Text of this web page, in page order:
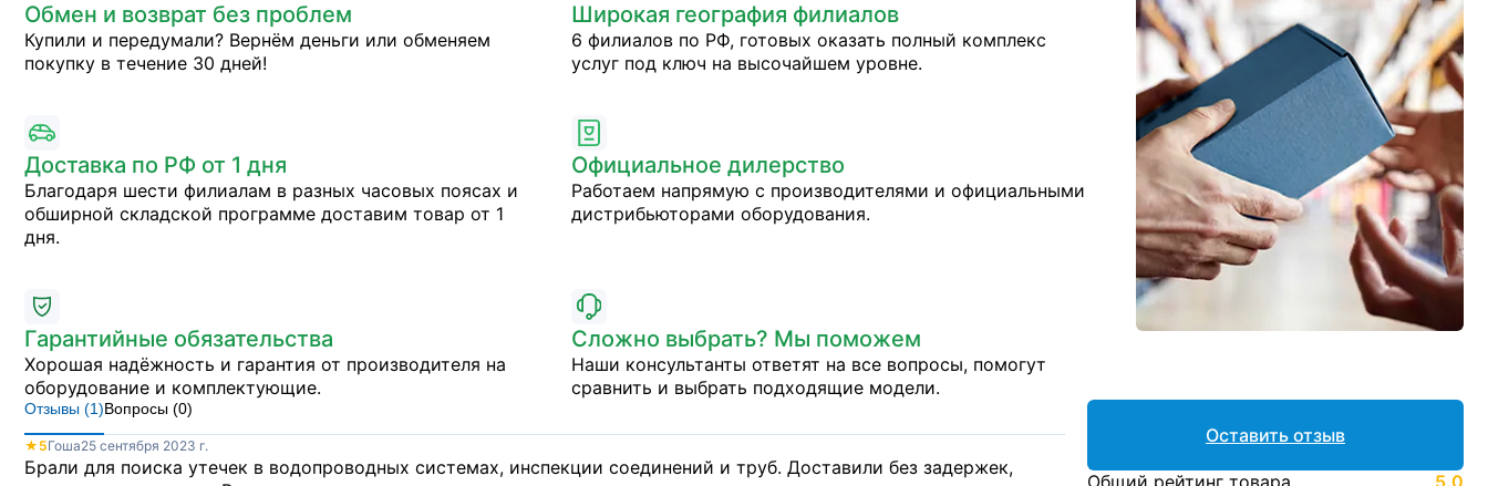
Обмен и возврат без проблем
Купили и передумали? Вернём деньги или обменяем
покупку в течение 30 дней!
Широкая география филиалов
6 филиалов по РФ, готовых оказать полный комплекс
услуг под ключ на высочайшем уровне.
Доставка по РФ от 1 дня
Благодаря шести филиалам в разных часовых поясах и
обширной складской программе доставим товар от 1
дня.
Официальное дилерство
Работаем напрямую с производителями и официальными
дистрибьюторами оборудования.
Гарантийные обязательства
Хорошая надёжность и гарантия от производителя на
оборудование и комплектующие.
Сложно выбрать? Мы поможем
Наши консультанты ответят на все вопросы, помогут
сравнить и выбрать подходящие модели.
Отзывы (1)Вопросы (0)
★ 5Гоша25 сентября 2023 г.
Брали для поиска утечек в водопроводных системах, инспекции соединений и труб. Доставили без задержек,
Оставить отзыв
Общий рейтинг товара 5.0